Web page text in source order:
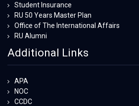
Student Insurance
RU 50 Years Master Plan
Office of The International Affairs
RU Alumni
Additional Links
APA
NOC
CCDC